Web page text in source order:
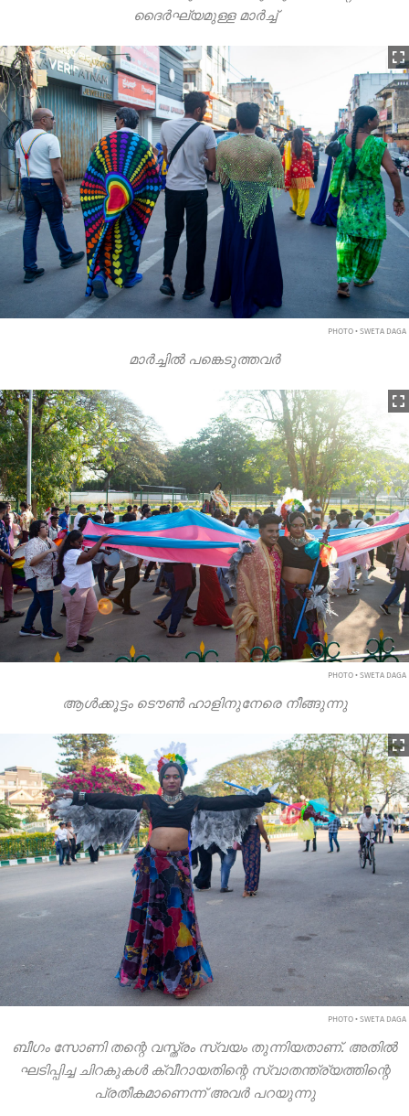
ദൈർഘ്യമുള്ള മാർച്ച്
PHOTO • SWETA DAGA
മാർച്ചിൽ പങ്കെടുത്തവർ
PHOTO • SWETA DAGA
ആൾക്കൂട്ടം ടൌൺ ഹാളിനുനേരെ നീങ്ങുന്നു
PHOTO • SWETA DAGA
ബീഗം സോണി തന്റെ വസ്ത്രം സ്വയം തുന്നിയതാണ്. അതിൽ
ഘടിപ്പിച്ച ചിറകുകൾ ക്വീറായതിന്റെ സ്വാതന്ത്ര്യത്തിന്റെ
പ്രതീകമാണെന്ന് അവർ പറയുന്നു